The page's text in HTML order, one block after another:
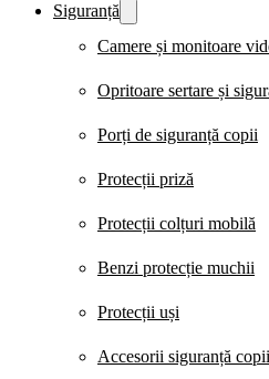
Siguranță
Camere și monitoare
Opritoare sertare și
Porți de siguranță copii
Protecții priză
Protecții colțuri mobilă
Benzi protecție muchii
Protecții uși
Accesorii siguranță copii